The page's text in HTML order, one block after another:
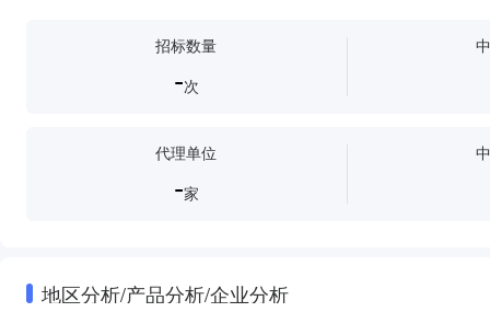
招标数量
-次
代理单位
-家
地区分析/产品分析/企业分析